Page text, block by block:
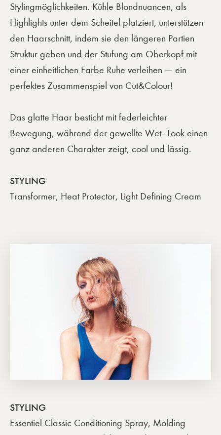
Stylingmöglichkeiten. Kühle Blondnuancen, als
Highlights unter dem Scheitel platziert, unterstützen
den Haarschnitt, indem sie den längeren Partien
Struktur geben und der Stufung am Oberkopf mit
einer einheitlichen Farbe Ruhe verleihen — ein
perfektes Zusammenspiel von Cut&Colour!
Das glatte Haar besticht mit federleichter
Bewegung, während der gewellte Wet–Look einen
ganz anderen Charakter zeigt, cool und lässig.
STYLING
Transformer, Heat Protector, Light Defining Cream
STYLING
Essentiel Classic Conditioning Spray, Molding